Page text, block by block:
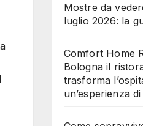
Mostre da
luglio 2026: la
Comfort Home
Bologna il
trasforma
un’esperienza